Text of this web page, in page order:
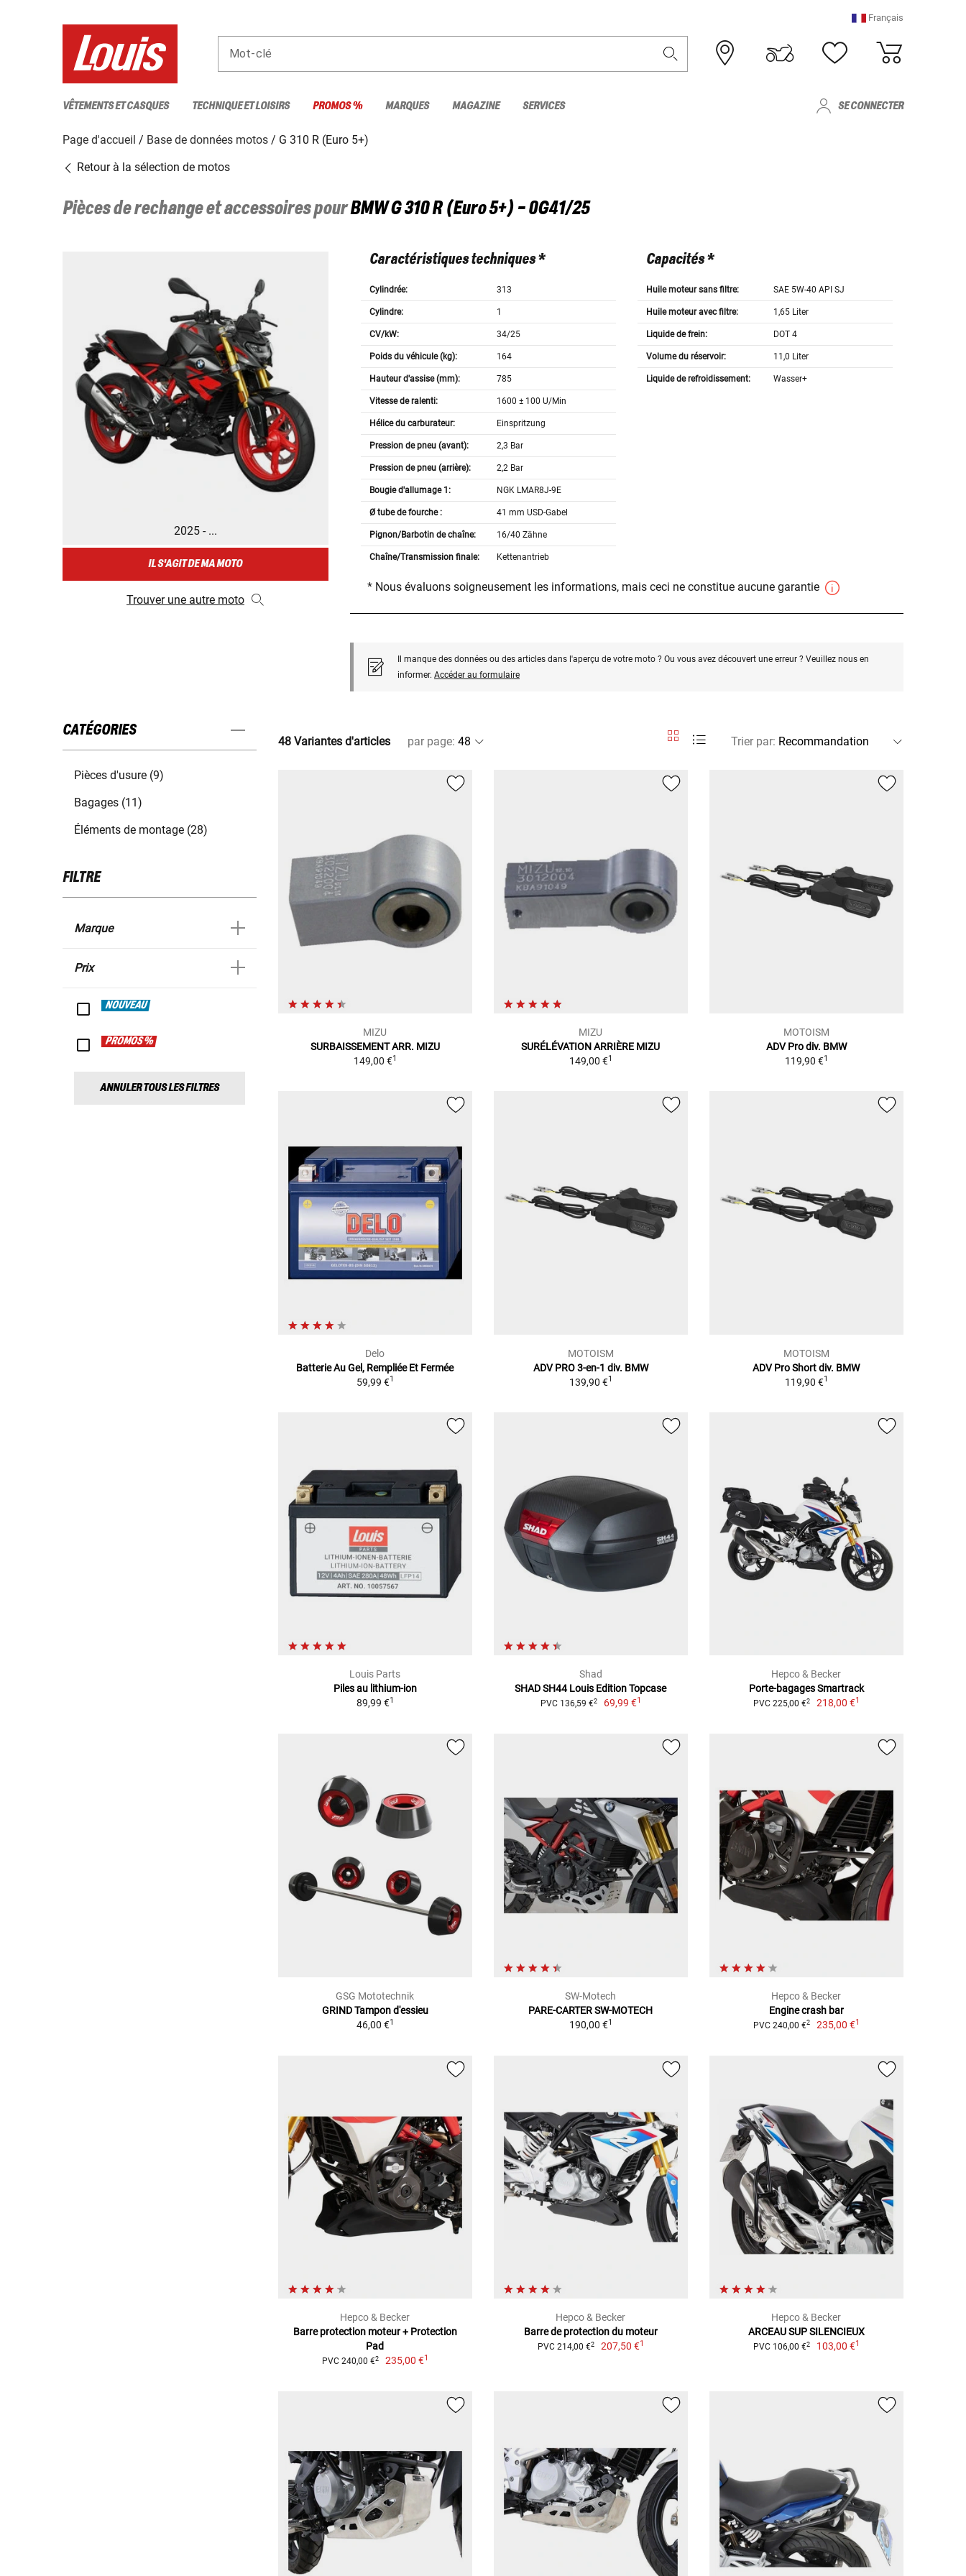
Français
Mot-clé
VÊTEMENTS ET CASQUES TECHNIQUE ET LOISIRS PROMOS % MARQUES MAGAZINE SERVICES SE CONNECTER
Page d'accueil Base de données motos
G 310 R (Euro 5+)
Retour à la sélection de motos
Pièces de rechange et accessoires pourBMWG 310 R (Euro 5+) - 0G41/25
2025 - ...
IL S'AGIT DE MA MOTO
Trouver une autre moto
Caractéristiques techniques *
Cylindrée: 313
Cylindre: 1
CV/kW: 34/25
Poids du véhicule (kg): 164
Hauteur d'assise (mm): 785
Vitesse de ralenti: 1600 ± 100 U/Min
Hélice du carburateur: Einspritzung
Pression de pneu (avant): 2,3 Bar
Pression de pneu (arrière): 2,2 Bar
Bougie d'allumage 1: NGK LMAR8J-9E
Ø tube de fourche : 41 mm USD-Gabel
Pignon/Barbotin de chaîne: 16/40 Zähne
Chaîne/Transmission finale: Kettenantrieb
Capacités *
Huile moteur sans filtre: SAE 5W-40 API SJ
Huile moteur avec filtre: 1,65 Liter
Liquide de frein: DOT 4
Volume du réservoir: 11,0 Liter
Liquide de refroidissement: Wasser+
* Nous évaluons soigneusement les informations, mais ceci ne constitue aucune garantie
Il manque des données ou des articles dans l'aperçu de votre moto ? Ou vous avez découvert une erreur ? Veuillez nous en
informer. Accéder au formulaire
CATÉGORIES
Pièces d'usure (9)
Bagages (11)
Éléments de montage (28)
FILTRE
Marque
Prix
NOUVEAU
PROMOS %
ANNULER TOUS LES FILTRES
48 Variantes d'articles par page: Trier par:
MIZU
SURBAISSEMENT ARR. MIZU
149,00 €1
MIZU
SURÉLÉVATION ARRIÈRE MIZU
149,00 €1
MOTOISM
ADV Pro div. BMW
119,90 €1
Delo
Batterie Au Gel, Rempliée Et Fermée
59,99 €1
MOTOISM
ADV PRO 3-en-1 div. BMW
139,90 €1
MOTOISM
ADV Pro Short div. BMW
119,90 €1
Louis Parts
Piles au lithium-ion
89,99 €1
Shad
SHAD SH44 Louis Edition Topcase
PVC 136,59 €2 69,99 €1
Hepco & Becker
Porte-bagages Smartrack
PVC 225,00 €2 218,00 €1
GSG Mototechnik
GRIND Tampon d'essieu
46,00 €1
SW-Motech
PARE-CARTER SW-MOTECH
190,00 €1
Hepco & Becker
Engine crash bar
PVC 240,00 €2 235,00 €1
Hepco & Becker
Barre protection moteur + Protection
Pad
PVC 240,00 €2 235,00 €1
Hepco & Becker
Barre de protection du moteur
PVC 214,00 €2 207,50 €1
Hepco & Becker
ARCEAU SUP SILENCIEUX
PVC 106,00 €2 103,00 €1